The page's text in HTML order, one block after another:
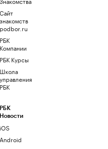
Сайт
знакомств
podbor.ru
РБК
Компании
РБК Курсы
Школа
управления
РБК
РБК
Новости
iOS
Android